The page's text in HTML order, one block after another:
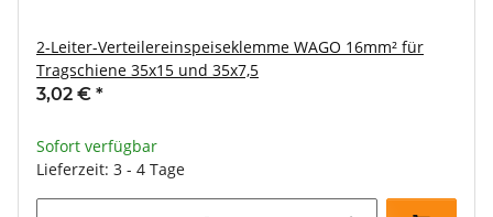
2-Leiter-Verteilereinspeiseklemme WAGO 16mm² für
Tragschiene 35x15 und 35x7,5
3,02 € *
Sofort verfügbar
Lieferzeit: 3 - 4 Tage